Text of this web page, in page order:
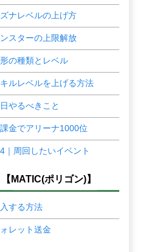
ナレベルの上げ方
スターの上限解放
の種類とレベル
ルレベルを上げる方法
やるべきこと
金でアリーナ1000位
｜周回したいイベント
【MATIC(ポリゴン)】
する方法
レット送金